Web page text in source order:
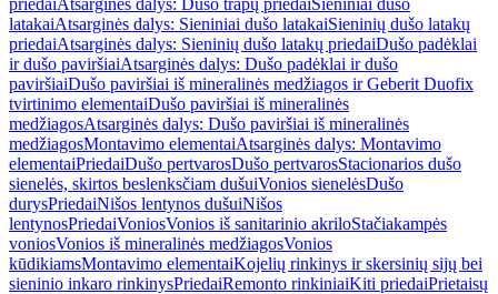
priedaiAtsarginės dalys: Dušo trapų priedaiSieniniai dušo
latakaiAtsarginės dalys: Sieniniai dušo latakaiSieninių dušo latakų
priedaiAtsarginės dalys: Sieninių dušo latakų priedaiDušo padėklai
ir dušo paviršiaiAtsarginės dalys: Dušo padėklai ir dušo
paviršiaiDušo paviršiai iš mineralinės medžiagos ir Geberit Duofix
tvirtinimo elementaiDušo paviršiai iš mineralinės
medžiagosAtsarginės dalys: Dušo paviršiai iš mineralinės
medžiagosMontavimo elementaiAtsarginės dalys: Montavimo
elementaiPriedaiDušo pertvarosDušo pertvarosStacionarios dušo
sienelės, skirtos beslenksčiam dušuiVonios sienelėsDušo
durysPriedaiNišos lentynos dušuiNišos
lentynosPriedaiVoniosVonios iš sanitarinio akriloStačiakampės
voniosVonios iš mineralinės medžiagosVonios
kūdikiamsMontavimo elementaiKojelių rinkinys ir skersinių sijų bei
sieninio inkaro rinkinysPriedaiRemonto rinkiniaiKiti priedaiPrietaisų